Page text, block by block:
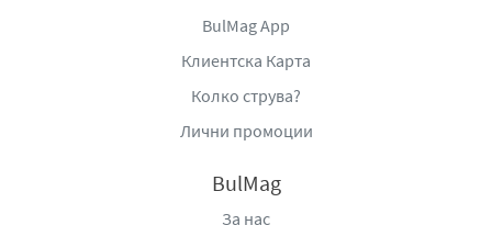
BulMag App
Клиентска Карта
Колко струва?
Лични промоции
BulMag
За нас